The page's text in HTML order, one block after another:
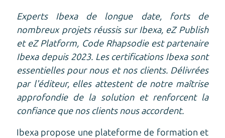
Experts Ibexa de longue date, forts de
nombreux projets réussis sur Ibexa, eZ Publish
et eZ Platform, Code Rhapsodie est partenaire
Ibexa depuis 2023. Les certifications Ibexa sont
essentielles pour nous et nos clients. Délivrées
par l'éditeur, elles attestent de notre maîtrise
approfondie de la solution et renforcent la
confiance que nos clients nous accordent.
Ibexa propose une plateforme de formation et